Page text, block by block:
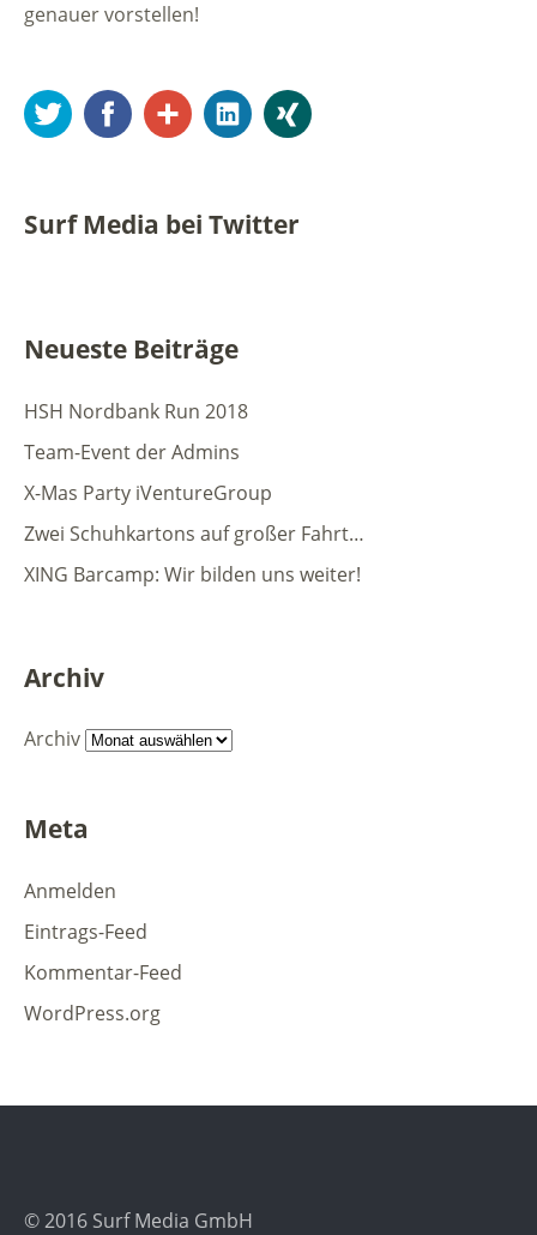
genauer vorstellen!
Twitter FacebookGoogle+LinkedIn
Surf Media bei Twitter
Neueste Beiträge
HSH Nordbank Run 2018
Team-Event der Admins
X-Mas Party iVentureGroup
Zwei Schuhkartons auf großer Fahrt…
XING Barcamp: Wir bilden uns weiter!
Archiv
Archiv
Meta
Anmelden
Eintrags-Feed
Kommentar-Feed
WordPress.org
© 2016 Surf Media GmbH